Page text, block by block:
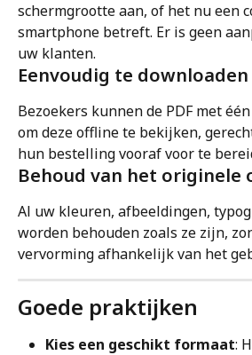
schermgrootte aan, of het nu een
smartphone betreft. Er is geen
uw klanten.
Eenvoudig te downloaden
Bezoekers kunnen de PDF met
om deze offline te bekijken,
hun bestelling vooraf voor te
Behoud van het originele
Al uw kleuren, afbeeldingen,
worden behouden zoals ze zijn,
vervorming afhankelijk van het
Goede praktijken
Kies een geschikt formaat: